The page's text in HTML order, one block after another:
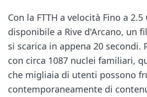
Con la FTTH a velocità Fino a
disponibile a Rive d'Arcano, un
si scarica in appena 20 secondi.
con circa 1087 nuclei familiari,
che migliaia di utenti possono
contemporaneamente di